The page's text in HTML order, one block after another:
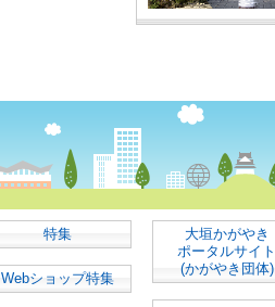
特集
Webショップ特集
大垣かがやき
ポータルサイト
(かがやき団体)